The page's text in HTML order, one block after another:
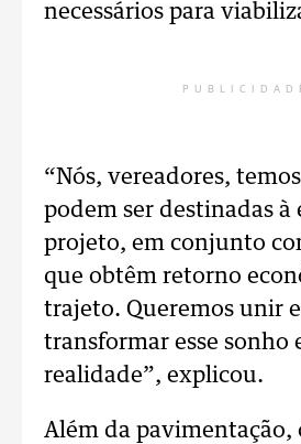
necessários para
“Nós, vereadores,
podem ser destinadas à
projeto, em conjunto
que obtêm retorno
trajeto. Queremos unir
transformar esse sonho
realidade”, explicou.
Além da pavimentação,